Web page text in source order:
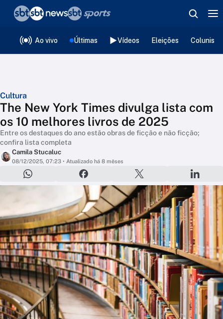
Ao vivo Últimas Vídeos Eleições
Cultura
The New York Times divulga lista com
os 10 melhores livros de 2025
Entre os destaques do ano estão obras de ficção e não ficção;
confira lista completa
Camila Stucaluc
08/12/2025, 07:23 • Atualizado há 8 mêses
❮voltar
Editorias